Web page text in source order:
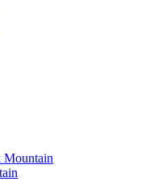
Mountain